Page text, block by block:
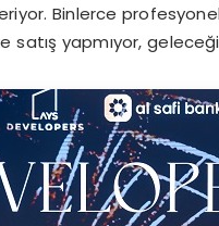
Binlerce
satış yapmıyor,